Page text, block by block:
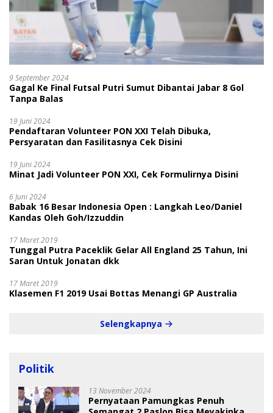
9 September 2024
Gagal Ke Final Futsal Putri Sumut Dibantai Jabar 8 Gol
Tanpa Balas
19 Juni 2024
Pendaftaran Volunteer PON XXI Telah Dibuka,
Persyaratan dan Fasilitasnya Cek Disini
19 Juni 2024
Minat Jadi Volunteer PON XXI, Cek Formulirnya Disini
6 Juni 2024
Babak 16 Besar Indonesia Open : Langkah Leo/Daniel
Kandas Oleh Goh/Izzuddin
17 Maret 2019
Tunggal Putra Paceklik Gelar All England 25 Tahun, Ini
Saran Untuk Jonatan dkk
17 Maret 2019
Klasemen F1 2019 Usai Bottas Menangi GP Australia
Selengkapnya
Politik
13 November 2024
Pernyataan Pamungkas Penuh